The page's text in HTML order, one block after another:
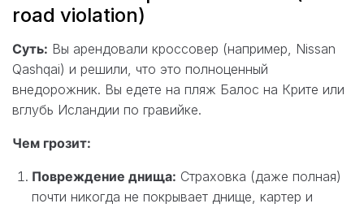
road violation)
Суть: Вы арендовали кроссовер (например, Nissan
Qashqai) и решили, что это полноценный
внедорожник. Вы едете на пляж Балос на Крите или
вглубь Исландии по гравийке.
Чем грозит:
Повреждение днища: Страховка (даже полная)
почти никогда не покрывает днище, картер и